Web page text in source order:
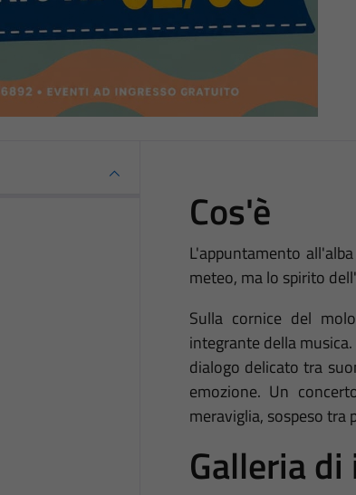
Cos'è
L'appuntamento
meteo, ma lo spirito
Sulla cornice del
integrante della
dialogo delicato tra
emozione. Un
meraviglia, sospeso tra
Galleria